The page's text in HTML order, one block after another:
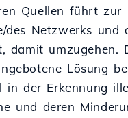
Quellen führt zur
des Netzwerks und
damit umzugehen.
Lösung
in der Erkennung
und deren